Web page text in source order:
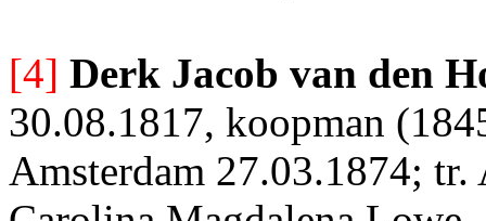
[4] Derk Jacob van den
30.08.1817, koopman
Amsterdam 27.03.1874;